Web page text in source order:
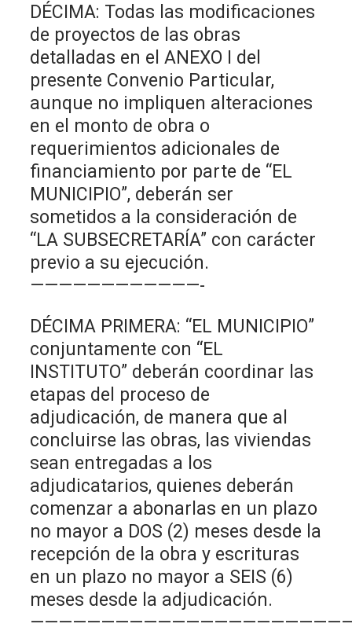
DÉCIMA: Todas las modificaciones
de proyectos de las obras
detalladas en el ANEXO I del
presente Convenio Particular,
aunque no impliquen alteraciones
en el monto de obra o
requerimientos adicionales de
financiamiento por parte de “EL
MUNICIPIO”, deberán ser
sometidos a la consideración de
“LA SUBSECRETARÍA” con carácter
previo a su ejecución.
————————————-
DÉCIMA PRIMERA: “EL MUNICIPIO”
conjuntamente con “EL
INSTITUTO” deberán coordinar las
etapas del proceso de
adjudicación, de manera que al
concluirse las obras, las viviendas
sean entregadas a los
adjudicatarios, quienes deberán
comenzar a abonarlas en un plazo
no mayor a DOS (2) meses desde la
recepción de la obra y escrituras
en un plazo no mayor a SEIS (6)
meses desde la adjudicación.